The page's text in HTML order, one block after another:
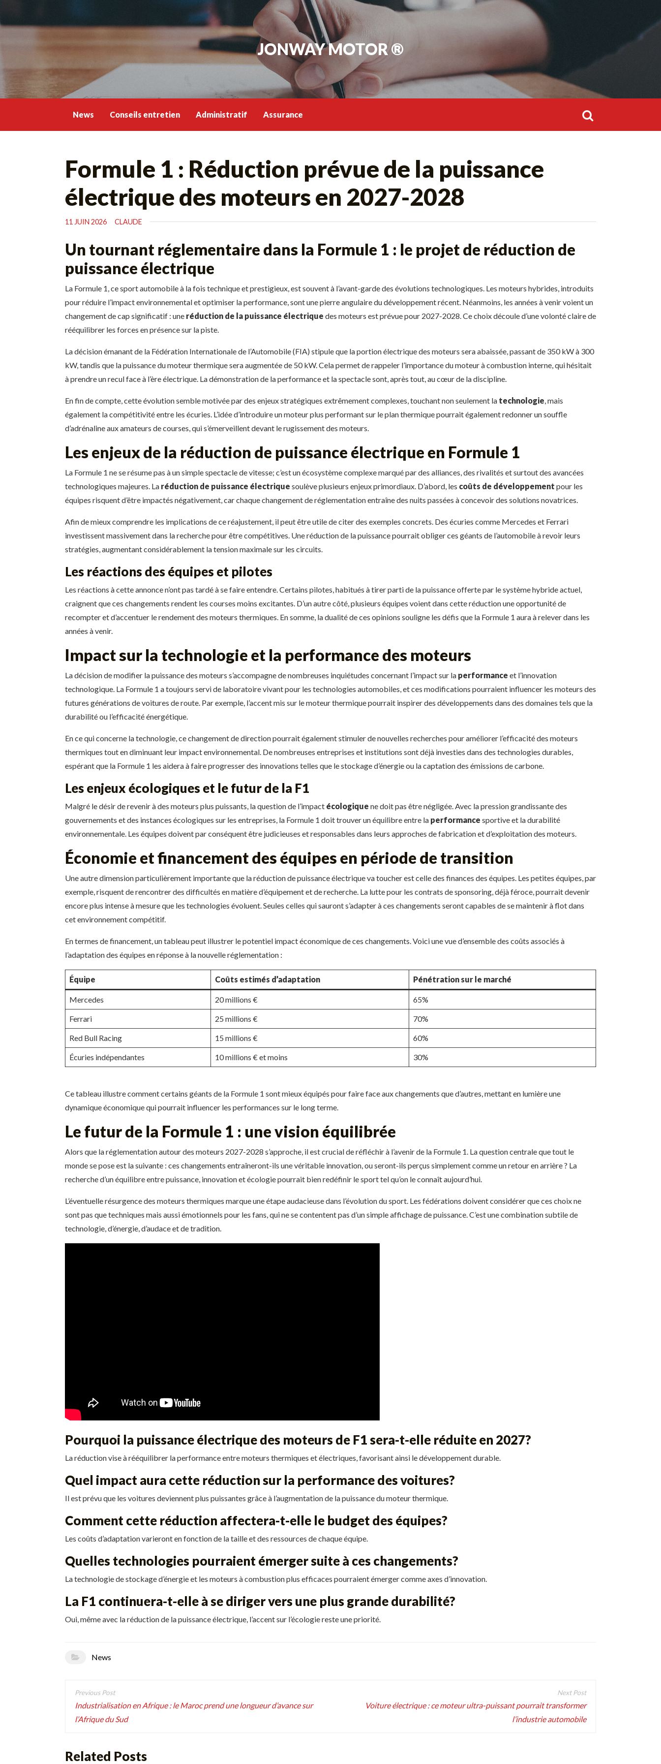
JONWAY MOTOR ®
News Conseils entretien Administratif Assurance
Formule 1 : Réduction prévue de la puissance
électrique des moteurs en 2027-2028
11 JUIN 2026 CLAUDE
Un tournant réglementaire dans la Formule 1 : le projet de réduction de
puissance électrique
La Formule 1, ce sport automobile à la fois technique et prestigieux, est souvent à l’avant-garde des évolutions technologiques. Les moteurs hybrides, introduits
pour réduire l’impact environnemental et optimiser la performance, sont une pierre angulaire du développement récent. Néanmoins, les années à venir voient un
changement de cap significatif : une réduction de la puissance électrique des moteurs est prévue pour 2027-2028. Ce choix découle d’une volonté claire de
rééquilibrer les forces en présence sur la piste.
La décision émanant de la Fédération Internationale de l’Automobile (FIA) stipule que la portion électrique des moteurs sera abaissée, passant de 350 kW à 300
kW, tandis que la puissance du moteur thermique sera augmentée de 50 kW. Cela permet de rappeler l’importance du moteur à combustion interne, qui hésitait
à prendre un recul face à l’ère électrique. La démonstration de la performance et la spectacle sont, après tout, au cœur de la discipline.
En fin de compte, cette évolution semble motivée par des enjeux stratégiques extrêmement complexes, touchant non seulement la technologie, mais
également la compétitivité entre les écuries. L’idée d’introduire un moteur plus performant sur le plan thermique pourrait également redonner un souffle
d’adrénaline aux amateurs de courses, qui s’émerveillent devant le rugissement des moteurs.
Les enjeux de la réduction de puissance électrique en Formule 1
La Formule 1 ne se résume pas à un simple spectacle de vitesse; c’est un écosystème complexe marqué par des alliances, des rivalités et surtout des avancées
technologiques majeures. La réduction de puissance électrique soulève plusieurs enjeux primordiaux. D’abord, les coûts de développement pour les
équipes risquent d’être impactés négativement, car chaque changement de réglementation entraîne des nuits passées à concevoir des solutions novatrices.
Afin de mieux comprendre les implications de ce réajustement, il peut être utile de citer des exemples concrets. Des écuries comme Mercedes et Ferrari
investissent massivement dans la recherche pour être compétitives. Une réduction de la puissance pourrait obliger ces géants de l’automobile à revoir leurs
stratégies, augmentant considérablement la tension maximale sur les circuits.
Les réactions des équipes et pilotes
Les réactions à cette annonce n’ont pas tardé à se faire entendre. Certains pilotes, habitués à tirer parti de la puissance offerte par le système hybride actuel,
craignent que ces changements rendent les courses moins excitantes. D’un autre côté, plusieurs équipes voient dans cette réduction une opportunité de
recompter et d’accentuer le rendement des moteurs thermiques. En somme, la dualité de ces opinions souligne les défis que la Formule 1 aura à relever dans les
années à venir.
Impact sur la technologie et la performance des moteurs
La décision de modifier la puissance des moteurs s’accompagne de nombreuses inquiétudes concernant l’impact sur la performance et l’innovation
technologique. La Formule 1 a toujours servi de laboratoire vivant pour les technologies automobiles, et ces modifications pourraient influencer les moteurs des
futures générations de voitures de route. Par exemple, l’accent mis sur le moteur thermique pourrait inspirer des développements dans des domaines tels que la
durabilité ou l’efficacité énergétique.
En ce qui concerne la technologie, ce changement de direction pourrait également stimuler de nouvelles recherches pour améliorer l’efficacité des moteurs
thermiques tout en diminuant leur impact environnemental. De nombreuses entreprises et institutions sont déjà investies dans des technologies durables,
espérant que la Formule 1 les aidera à faire progresser des innovations telles que le stockage d’énergie ou la captation des émissions de carbone.
Les enjeux écologiques et le futur de la F1
Malgré le désir de revenir à des moteurs plus puissants, la question de l’impact écologique ne doit pas être négligée. Avec la pression grandissante des
gouvernements et des instances écologiques sur les entreprises, la Formule 1 doit trouver un équilibre entre la performance sportive et la durabilité
environnementale. Les équipes doivent par conséquent être judicieuses et responsables dans leurs approches de fabrication et d’exploitation des moteurs.
Économie et financement des équipes en période de transition
Une autre dimension particulièrement importante que la réduction de puissance électrique va toucher est celle des finances des équipes. Les petites équipes, par
exemple, risquent de rencontrer des difficultés en matière d’équipement et de recherche. La lutte pour les contrats de sponsoring, déjà féroce, pourrait devenir
encore plus intense à mesure que les technologies évoluent. Seules celles qui sauront s’adapter à ces changements seront capables de se maintenir à flot dans
cet environnement compétitif.
En termes de financement, un tableau peut illustrer le potentiel impact économique de ces changements. Voici une vue d’ensemble des coûts associés à
l’adaptation des équipes en réponse à la nouvelle réglementation :
Équipe Coûts estimés d’adaptation Pénétration sur le marché
Mercedes 20 millions € 65%
Ferrari 25 millions € 70%
Red Bull Racing 15 millions € 60%
Écuries indépendantes 10 millions € et moins 30%
Ce tableau illustre comment certains géants de la Formule 1 sont mieux équipés pour faire face aux changements que d’autres, mettant en lumière une
dynamique économique qui pourrait influencer les performances sur le long terme.
Le futur de la Formule 1 : une vision équilibrée
Alors que la réglementation autour des moteurs 2027-2028 s’approche, il est crucial de réfléchir à l’avenir de la Formule 1. La question centrale que tout le
monde se pose est la suivante : ces changements entraîneront-ils une véritable innovation, ou seront-ils perçus simplement comme un retour en arrière ? La
recherche d’un équilibre entre puissance, innovation et écologie pourrait bien redéfinir le sport tel qu’on le connaît aujourd’hui.
L’éventuelle résurgence des moteurs thermiques marque une étape audacieuse dans l’évolution du sport. Les fédérations doivent considérer que ces choix ne
sont pas que techniques mais aussi émotionnels pour les fans, qui ne se contentent pas d’un simple affichage de puissance. C’est une combination subtile de
technologie, d’énergie, d’audace et de tradition.
Pourquoi la puissance électrique des moteurs de F1 sera-t-elle réduite en 2027?
La réduction vise à rééquilibrer la performance entre moteurs thermiques et électriques, favorisant ainsi le développement durable.
Quel impact aura cette réduction sur la performance des voitures?
Il est prévu que les voitures deviennent plus puissantes grâce à l’augmentation de la puissance du moteur thermique.
Comment cette réduction affectera-t-elle le budget des équipes?
Les coûts d’adaptation varieront en fonction de la taille et des ressources de chaque équipe.
Quelles technologies pourraient émerger suite à ces changements?
La technologie de stockage d’énergie et les moteurs à combustion plus efficaces pourraient émerger comme axes d’innovation.
La F1 continuera-t-elle à se diriger vers une plus grande durabilité?
Oui, même avec la réduction de la puissance électrique, l’accent sur l’écologie reste une priorité.
News
Navigation
de
l’article
Industrialisation en Afrique : le Maroc prend une longueur d’avance sur
l’Afrique du Sud
Voiture électrique : ce moteur ultra-puissant pourrait transformer
l’industrie automobile
Related Posts
Rechercher :